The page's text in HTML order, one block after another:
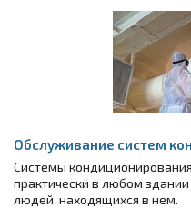
Обслуживание систем
Системы
практически в любом
людей, находящихся в нем.